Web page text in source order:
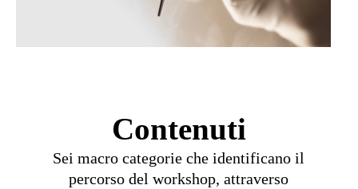
Contenuti
Sei macro categorie che identificano il
percorso del workshop, attraverso